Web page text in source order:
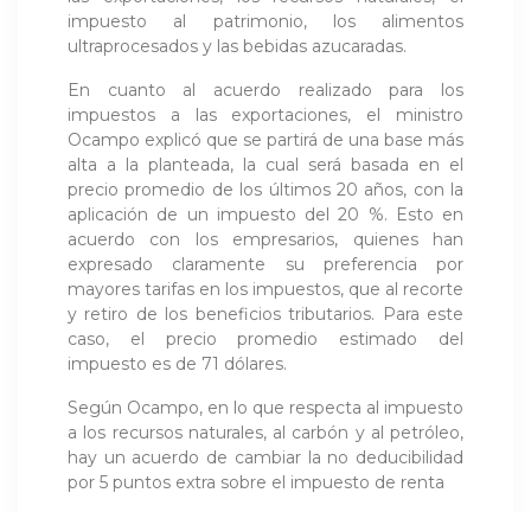
impuesto al patrimonio, los alimentos
ultraprocesados y las bebidas azucaradas.
En cuanto al acuerdo realizado para los
impuestos a las exportaciones, el ministro
Ocampo explicó que se partirá de una base más
alta a la planteada, la cual será basada en el
precio promedio de los últimos 20 años, con la
aplicación de un impuesto del 20 %. Esto en
acuerdo con los empresarios, quienes han
expresado claramente su preferencia por
mayores tarifas en los impuestos, que al recorte
y retiro de los beneficios tributarios. Para este
caso, el precio promedio estimado del
impuesto es de 71 dólares.
Según Ocampo, en lo que respecta al impuesto
a los recursos naturales, al carbón y al petróleo,
hay un acuerdo de cambiar la no deducibilidad
por 5 puntos extra sobre el impuesto de renta